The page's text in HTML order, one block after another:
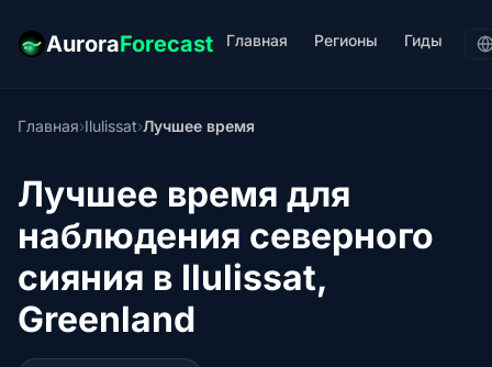
AuroraForecast Главная Регионы Гиды
Главная›Ilulissat›Лучшее время
Лучшее время для
наблюдения северного
сияния в Ilulissat,
Greenland